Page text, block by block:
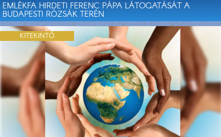
EMLÉKFA HIRDETI FERENC PÁPA LÁTOGATÁSÁT A
BUDAPESTI RÓZSÁK TERÉN
KITEKINTŐ